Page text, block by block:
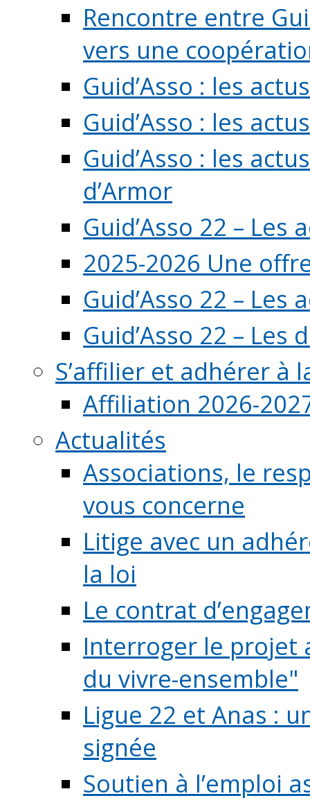
Rencontre entre
vers une
Guid’Asso : les
Guid’Asso : les
Guid’Asso : les
d’Armor
Guid’Asso 22 – Les
2025-2026 Une
Guid’Asso 22 –
Guid’Asso 22 – Les
S’affilier et adhérer à
Affiliation 2026-
Actualités
Associations, le
vous concerne
Litige avec un
la loi
Le contrat
Interroger le projet
du vivre-ensemble"
Ligue 22 et Anas :
signée
Soutien à l’emploi